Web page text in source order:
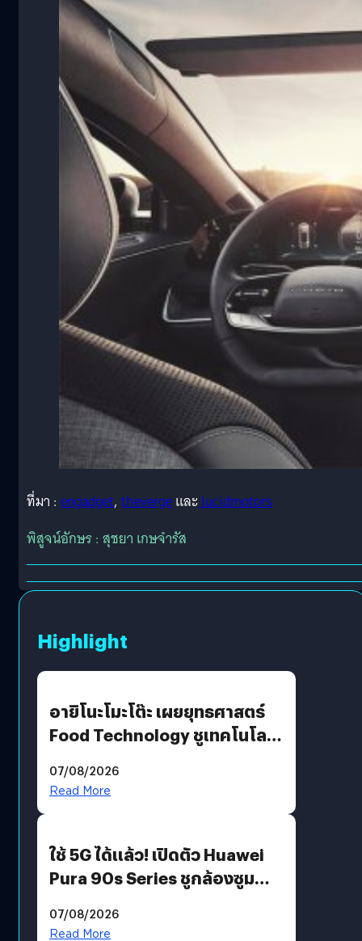
ที่มา : engadget, thevergeและlucidmotors
พิสูจน์อักษร : สุชยา เกษจำรัส
Highlight
อายิโนะโมะโต๊ะ เผยยุทธศาสตร์
Food Technology ชูเทคโนโลยี
บริโภคและ B2B
07/08/2026
Read More
ใช้ 5G ได้แล้ว! เปิดตัว Huawei
Pura 90s Series ชูกล้องซูม
07/08/2026
Read More